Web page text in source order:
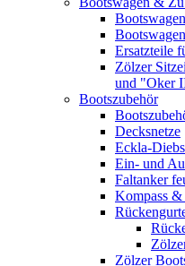
Ersatzteile
Zölzer
und "Oker
Bootszubehör
Decksnetze
Eckla-
Ein- und
Faltanker
Kompass &
Zölzer